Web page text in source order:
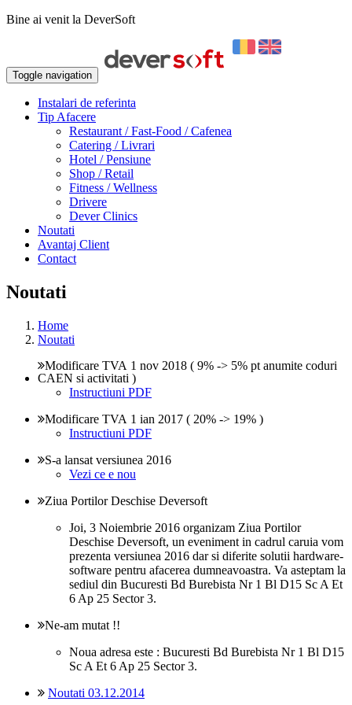
Bine ai venit la DeverSoft
Toggle navigation
Instalari de referinta
Tip Afacere
Restaurant / Fast-Food / Cafenea
Catering / Livrari
Hotel / Pensiune
Shop / Retail
Fitness / Wellness
Drivere
Dever Clinics
Noutati
Avantaj Client
Contact
Noutati
Home
Noutati
Modificare TVA 1 nov 2018 ( 9% -> 5% pt anumite coduri
CAEN si activitati )
Instructiuni PDF
Modificare TVA 1 ian 2017 ( 20% -> 19% )
Instructiuni PDF
S-a lansat versiunea 2016
Vezi ce e nou
Ziua Portilor Deschise Deversoft
Joi, 3 Noiembrie 2016 organizam Ziua Portilor
Deschise Deversoft, un eveniment in cadrul caruia vom
prezenta versiunea 2016 dar si diferite solutii hardware-
software pentru afacerea dumneavoastra. Va asteptam la
sediul din Bucuresti Bd Burebista Nr 1 Bl D15 Sc A Et
6 Ap 25 Sector 3.
Ne-am mutat !!
Noua adresa este : Bucuresti Bd Burebista Nr 1 Bl D15
Sc A Et 6 Ap 25 Sector 3.
Noutati 03.12.2014